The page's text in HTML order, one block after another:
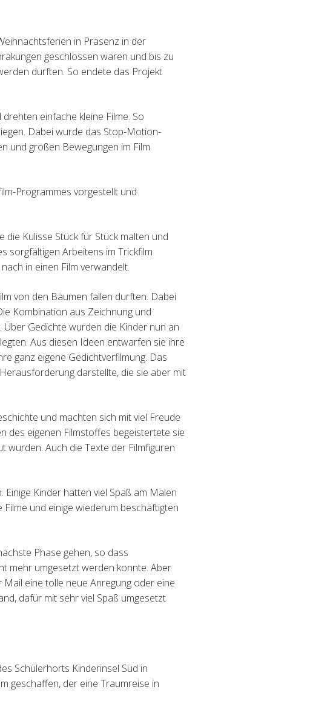
in Präsenz in der
geschlossen waren und bis zu
rden durften. So endete das Projekt
drehten einfache kleine Filme. So
Dabei wurde das Stop-Motion-
und großen Bewegungen im Film
Programmes vorgestellt und
die Kulisse Stück für Stück malten und
sorgfältigen Arbeitens im Trickfilm
nach in einen Film verwandelt.
von den Bäumen fallen durften. Dabei
Kombination aus Zeichnung und
Über Gedichte wurden die Kinder nun an
Aus diesen Ideen entwarfen sie ihre
ganz eigene Gedichtverfilmung. Das
darstellte, die sie aber mit
und machten sich mit viel Freude
des eigenen Filmstoffes begeistertete sie
wurden. Auch die Texte der Filmfiguren
Kinder hatten viel Spaß am Malen
und einige wiederum beschäftigten
Phase gehen, so dass
mehr umgesetzt werden konnte. Aber
eine tolle neue Anregung oder eine
dafür mit sehr viel Spaß umgesetzt
Schülerhorts Kinderinsel Süd in
geschaffen, der eine Traumreise in